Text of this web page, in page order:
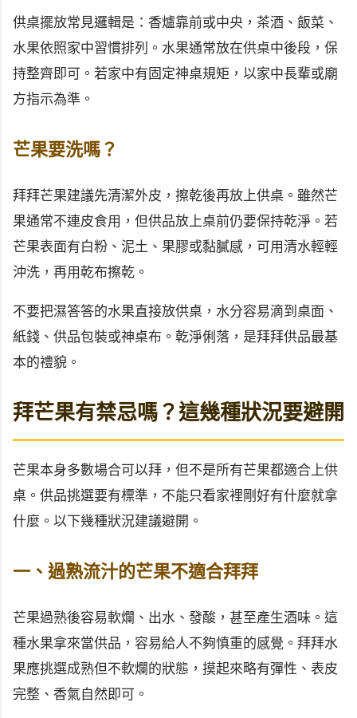
供桌擺放常見邏輯是：香爐靠前或中央，茶酒、飯菜、
水果依照家中習慣排列。水果通常放在供桌中後段，保
持整齊即可。若家中有固定神桌規矩，以家中長輩或廟
方指示為準。
芒果要洗嗎？
拜拜芒果建議先清潔外皮，擦乾後再放上供桌。雖然芒
果通常不連皮食用，但供品放上桌前仍要保持乾淨。若
芒果表面有白粉、泥土、果膠或黏膩感，可用清水輕輕
沖洗，再用乾布擦乾。
不要把濕答答的水果直接放供桌，水分容易滴到桌面、
紙錢、供品包裝或神桌布。乾淨俐落，是拜拜供品最基
本的禮貌。
拜芒果有禁忌嗎？這幾種狀況要避開
芒果本身多數場合可以拜，但不是所有芒果都適合上供
桌。供品挑選要有標準，不能只看家裡剛好有什麼就拿
什麼。以下幾種狀況建議避開。
一、過熟流汁的芒果不適合拜拜
芒果過熟後容易軟爛、出水、發酸，甚至產生酒味。這
種水果拿來當供品，容易給人不夠慎重的感覺。拜拜水
果應挑選成熟但不軟爛的狀態，摸起來略有彈性、表皮
完整、香氣自然即可。